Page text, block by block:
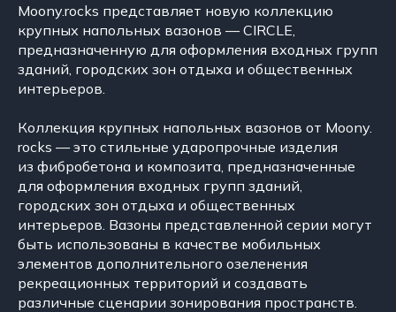
Moony.rocks представляет новую коллекцию
крупных напольных вазонов — CIRCLE,
предназначенную для оформления входных групп
зданий, городских зон отдыха ​​​​​​​и общественных
интерьеров.
Коллекция крупных напольных вазонов от Moony.
rocks — это стильные ударопрочные изделия
из фибробетона и композита, предназначенные
для оформления входных групп зданий,
городских зон отдыха и общественных
интерьеров. Вазоны представленной серии могут
быть использованы в качестве мобильных
элементов дополнительного озеленения
рекреационных территорий и создавать
различные сценарии зонирования пространств.